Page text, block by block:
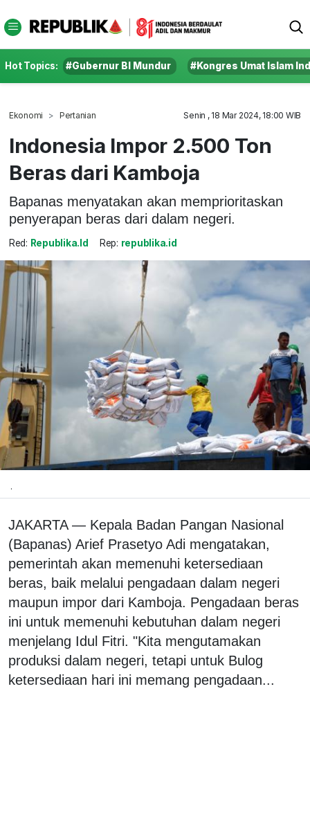
Hot Topics: #Gubernur BI Mundur #Kongres Umat Islam
Ekonomi Pertanian Senin , 18 Mar 2024, 18:00 WIB
Indonesia Impor 2.500 Ton
Beras dari Kamboja
Bapanas menyatakan akan memprioritaskan
penyerapan beras dari dalam negeri.
Red: Republika.id Rep: republika.id
.
JAKARTA — Kepala Badan Pangan Nasional
(Bapanas) Arief Prasetyo Adi mengatakan,
pemerintah akan memenuhi ketersediaan
beras, baik melalui pengadaan dalam negeri
maupun impor dari Kamboja. Pengadaan beras
ini untuk memenuhi kebutuhan dalam negeri
menjelang Idul Fitri. "Kita mengutamakan
produksi dalam negeri, tetapi untuk Bulog
ketersediaan hari ini memang pengadaan...